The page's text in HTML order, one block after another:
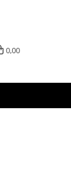
0,00